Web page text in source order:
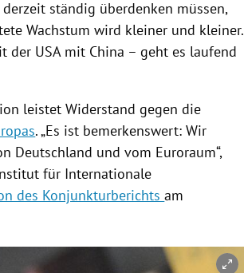
derzeit ständig überdenken müssen,
Wachstum wird kleiner und kleiner.
der USAmit China – geht es laufend
leistet Widerstand gegen die
. „Es ist bemerkenswert: Wir
Deutschland und vom Euroraum“,
für Internationale
des Konjunkturberichtsam